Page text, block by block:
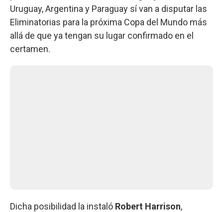
Uruguay, Argentina y Paraguay sí van a disputar las
Eliminatorias para la próxima Copa del Mundo más
allá de que ya tengan su lugar confirmado en el
certamen.
Dicha posibilidad la instaló Robert Harrison,